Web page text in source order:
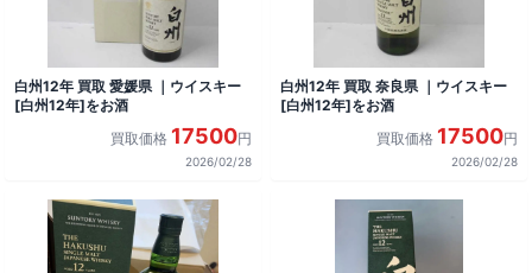
白州12年 買取 愛媛県 ｜ウイスキー
[白州12年]をお酒
買取価格 17500円
2026/02/28
白州12年 買取 奈良県 ｜ウイスキー
[白州12年]をお酒
買取価格 17500円
2026/02/28